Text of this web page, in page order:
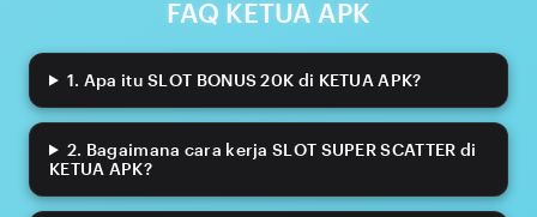
FAQ KETUA APK
1. Apa itu SLOT BONUS 20K di KETUA APK?
2. Bagaimana cara kerja SLOT SUPER SCATTER di
KETUA APK?